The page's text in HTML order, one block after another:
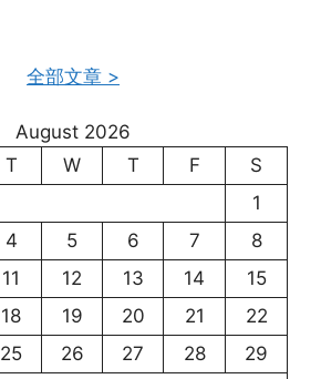
全部文章 >
August 2026
T W T F
S
1
4 5 6 7
8
11 12 13 14
15
18 19 20 21
22
25 26 27 28
29